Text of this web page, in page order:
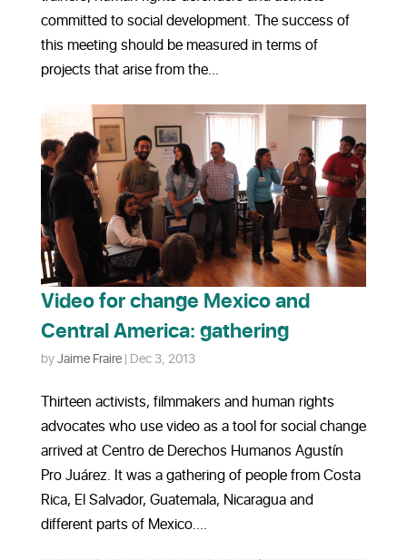
committed to social development. The success of
this meeting should be measured in terms of
projects that arise from the...
Video for change Mexico and
Central America: gathering
byJaime Fraire| Dec 3, 2013
Thirteen activists, filmmakers and human rights
advocates who use video as a tool for social change
arrived at Centro de Derechos Humanos Agustín
Pro Juárez. It was a gathering of people from Costa
Rica, El Salvador, Guatemala, Nicaragua and
different parts of Mexico....